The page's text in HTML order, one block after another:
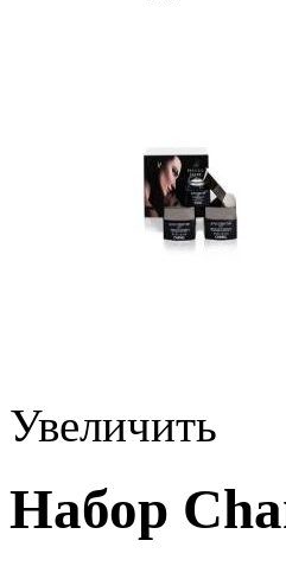
Увеличить
Набор